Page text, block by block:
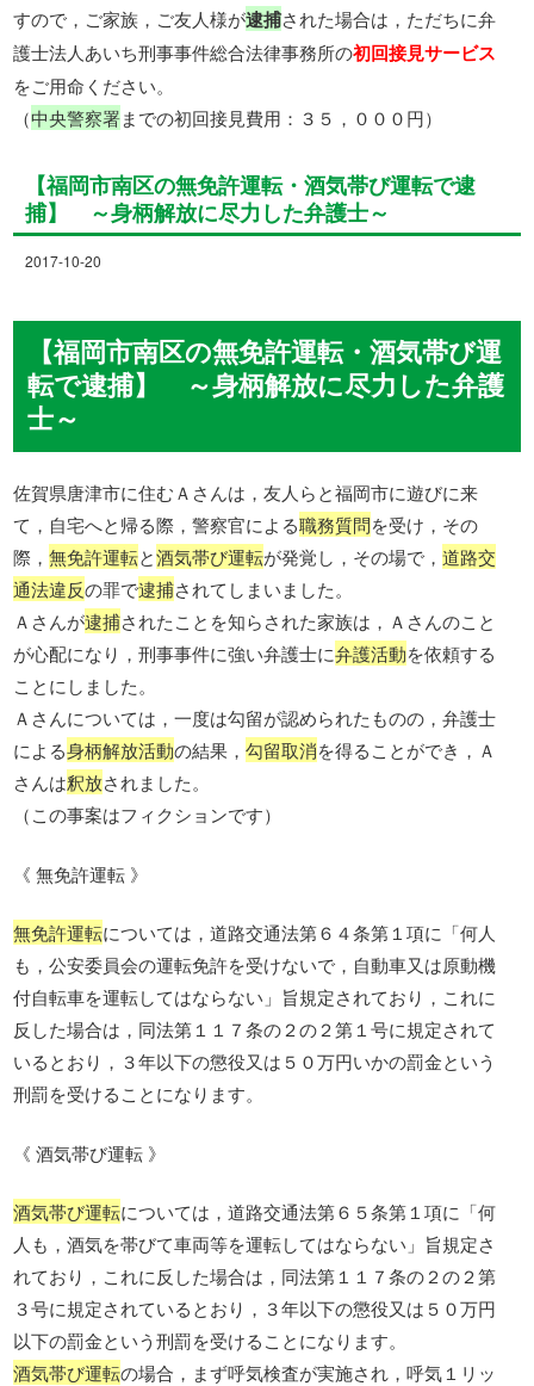
すので，ご家族，ご友人様が逮捕された場合は，ただちに弁
護士法人あいち刑事事件総合法律事務所の初回接見サービス
をご用命ください。
（中央警察署までの初回接見費用：３５，０００円）
【福岡市南区の無免許運転・酒気帯び運転で逮
捕】 ～身柄解放に尽力した弁護士～
2017-10-20
【福岡市南区の無免許運転・酒気帯び運
転で逮捕】 ～身柄解放に尽力した弁護
士～
佐賀県唐津市に住むＡさんは，友人らと福岡市に遊びに来
て，自宅へと帰る際，警察官による職務質問を受け，その
際，無免許運転と酒気帯び運転が発覚し，その場で，道路交
通法違反の罪で逮捕されてしまいました。
Ａさんが逮捕されたことを知らされた家族は，Ａさんのこと
が心配になり，刑事事件に強い弁護士に弁護活動を依頼する
ことにしました。
Ａさんについては，一度は勾留が認められたものの，弁護士
による身柄解放活動の結果，勾留取消を得ることができ，Ａ
さんは釈放されました。
（この事案はフィクションです）
《 無免許運転 》
無免許運転については，道路交通法第６４条第１項に「何人
も，公安委員会の運転免許を受けないで，自動車又は原動機
付自転車を運転してはならない」旨規定されており，これに
反した場合は，同法第１１７条の２の２第１号に規定されて
いるとおり，３年以下の懲役又は５０万円いかの罰金という
刑罰を受けることになります。
《 酒気帯び運転 》
酒気帯び運転については，道路交通法第６５条第１項に「何
人も，酒気を帯びて車両等を運転してはならない」旨規定さ
れており，これに反した場合は，同法第１１７条の２の２第
３号に規定されているとおり，３年以下の懲役又は５０万円
以下の罰金という刑罰を受けることになります。
酒気帯び運転の場合，まず呼気検査が実施され，呼気１リッ